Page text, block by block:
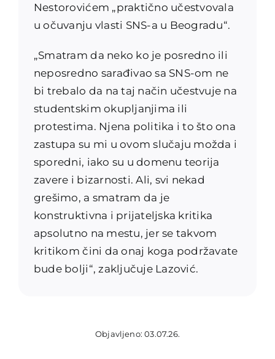
Nestorovićem „praktično učestvovala
u očuvanju vlasti SNS-a u Beogradu“.
„Smatram da neko ko je posredno ili
neposredno sarađivao sa SNS-om ne
bi trebalo da na taj način učestvuje na
studentskim okupljanjima ili
protestima. Njena politika i to što ona
zastupa su mi u ovom slučaju možda i
sporedni, iako su u domenu teorija
zavere i bizarnosti. Ali, svi nekad
grešimo, a smatram da je
konstruktivna i prijateljska kritika
apsolutno na mestu, jer se takvom
kritikom čini da onaj koga podržavate
bude bolji“, zaključuje Lazović.
Objavljeno: 03.07.26.